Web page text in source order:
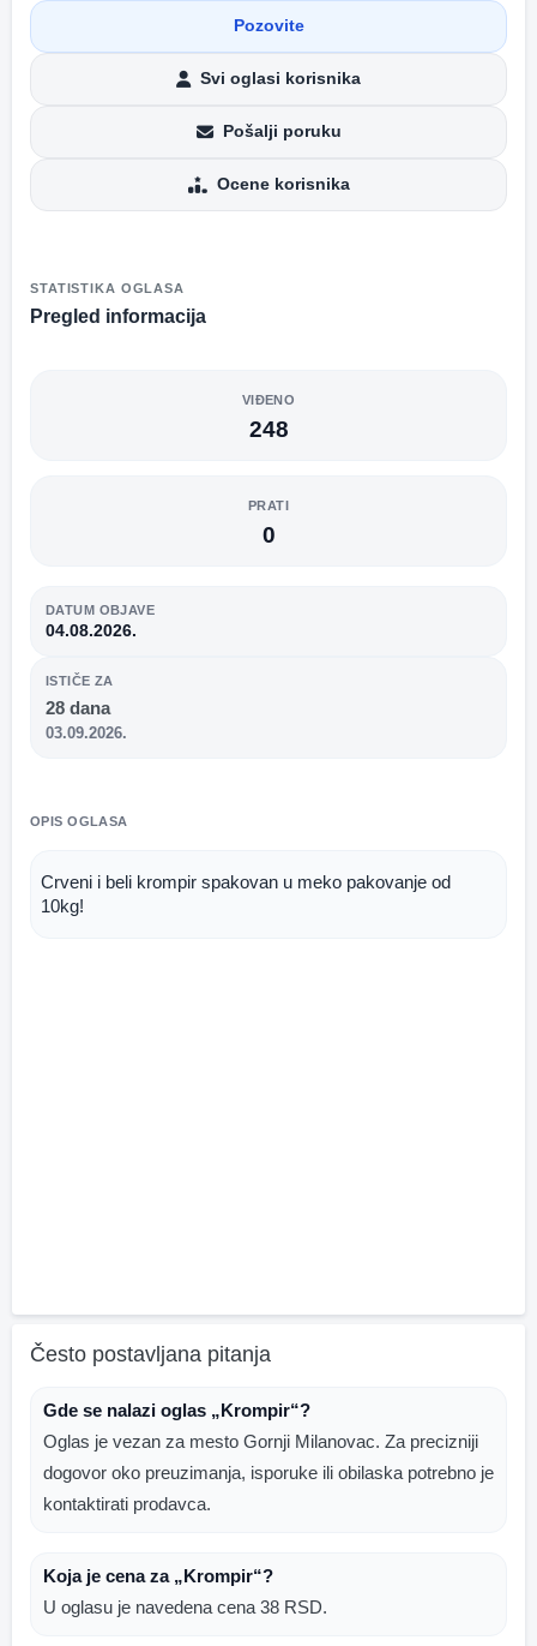
Pozovite
Svi oglasi korisnika
Pošalji poruku
Ocene korisnika
STATISTIKA OGLASA
Pregled informacija
VIĐENO
248
PRATI
0
DATUM OBJAVE
04.08.2026.
ISTIČE ZA
28 dana
03.09.2026.
OPIS OGLASA
Crveni i beli krompir spakovan u meko pakovanje od
10kg!
Često postavljana pitanja
Gde se nalazi oglas „Krompir“?
Oglas je vezan za mesto Gornji Milanovac. Za precizniji
dogovor oko preuzimanja, isporuke ili obilaska potrebno je
kontaktirati prodavca.
Koja je cena za „Krompir“?
U oglasu je navedena cena 38 RSD.